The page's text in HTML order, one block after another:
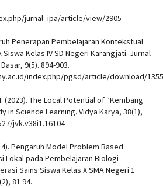
jurnal_ipa/article/view/2905
Penerapan Pembelajaran Kontekstual
Siswa Kelas IV SD Negeri Karangjati. Jurnal
9(5). 894-903.
index.php/pgsd/article/download/
(2023). The Local Potential of “Kembang
in Science Learning. Vidya Karya, 38(1),
jvk.v38i1.16104
Pengaruh Model Problem Based
Lokal pada Pembelajaran Biologi
Sains Siswa Kelas X SMA Negeri 1
81 94.